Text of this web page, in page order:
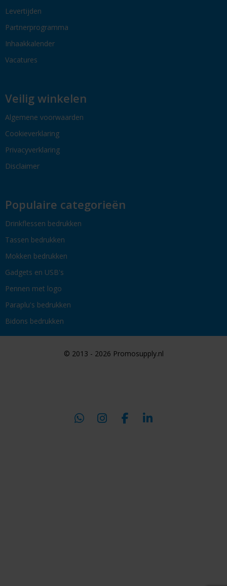
Levertijden
Partnerprogramma
Inhaakkalender
Vacatures
Veilig winkelen
Algemene voorwaarden
Cookieverklaring
Privacyverklaring
Disclaimer
Populaire categorieën
Drinkflessen bedrukken
Tassen bedrukken
Mokken bedrukken
Gadgets en USB's
Pennen met logo
Paraplu's bedrukken
Bidons bedrukken
© 2013 - 2026 Promosupply.nl